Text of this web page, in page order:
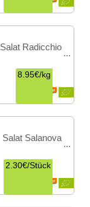
Salat Radicchio
8.95€/kg
Salat Salanova
2.30€/Stück